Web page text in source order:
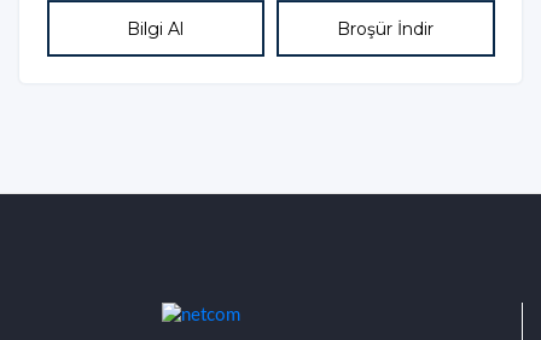
Bilgi Al Broşür İndir